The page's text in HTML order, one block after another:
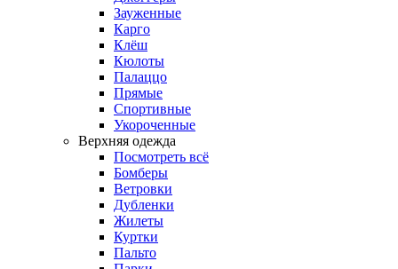
Зауженные
Карго
Клёш
Кюлоты
Палаццо
Прямые
Спортивные
Укороченные
Верхняя одежда
Посмотреть всё
Бомберы
Ветровки
Дубленки
Жилеты
Куртки
Пальто